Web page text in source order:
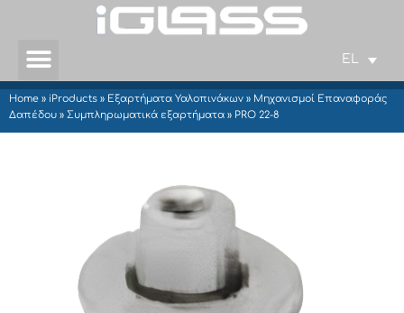
EL
Home » iProducts » Εξαρτήματα Υαλοπινάκων » Μηχανισμοί Επαναφοράς
Δαπέδου » Συμπληρωματικά εξαρτήματα » PRO 22-8